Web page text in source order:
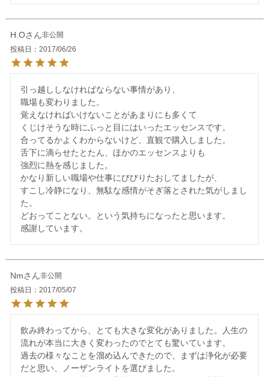
H.O
非公開
投稿日
2017/06/26
引っ越ししなければならない事情があり、
職場も変わりました。
覚えなければいけないことがあまりにも多くて
くじけそうな時にふっと目にはいったエッセンスです。
合ってるかよくわからないけど、直観で購入しました。
舌下に滴らせたとたん、ほかのエッセンスよりも
強烈に熱を感じました。
かなり新しい職場や仕事にびびりたおしてましたが、
すこし冷静になり、無駄な感情がそぎ落とされた気がしまし
た。
どおってことない。という気持ちになったと思います。
Nm
非公開
投稿日
2017/05/07
飲み終わってから、とても大きな変化がありました。人生の
流れが本当に大きく変わったのでとても驚いています。
過去の様々なことを溜め込んできたので、まずは浄化が必要
だと思い、ノーザンライトを選びました。